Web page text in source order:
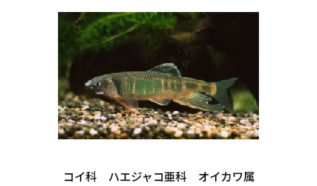
コイ科 ハエジャコ亜科 オイカワ属